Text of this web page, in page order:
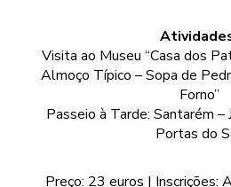
Visita ao Museu “Casa dos
Almoço Típico – Sopa de
Forno”
Passeio à Tarde: Santarém –
Portas do
Preço: 23 euros | Inscrições: